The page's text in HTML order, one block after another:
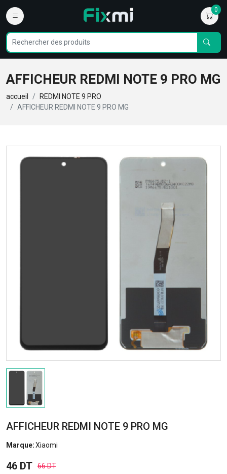
0
AFFICHEUR REDMI NOTE 9 PRO MG
accueil
REDMI NOTE 9 PRO
AFFICHEUR REDMI NOTE 9 PRO MG
AFFICHEUR REDMI NOTE 9 PRO MG
Marque:Xiaomi
46 DT 66 DT